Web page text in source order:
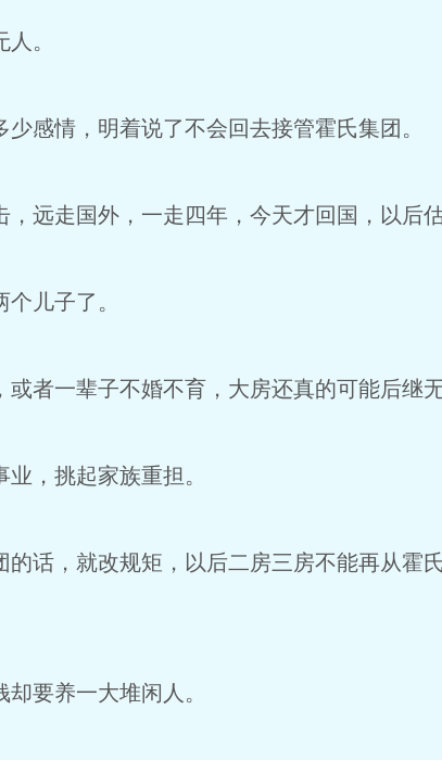
。
感情，明着说了不会回去接管霍氏集团。
远走国外，一走四年，今天才回国，以后
儿子了。
者一辈子不婚不育，大房还真的可能后继无
，挑起家族重担。
话，就改规矩，以后二房三房不能再从霍
要养一大堆闲人。